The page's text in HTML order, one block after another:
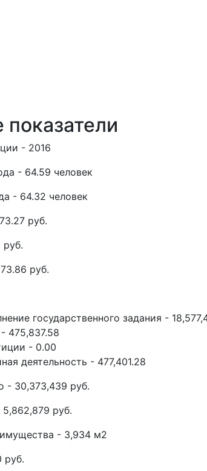
- 2016
- 64.59 человек
- 64.32 человек
руб.
руб.
государственного задания -
475,837.58
- 0.00
деятельность - 477,401.28
- 30,373,439 руб.
руб.
- 3,934 м2
руб.